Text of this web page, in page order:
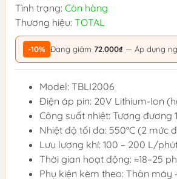
Tình trạng: Còn hàng
Thương hiệu: TOTAL
-10% Đang giảm 72.000₫ — Áp dụng
Model: TBLI2006
Điện áp pin: 20V Lithium-Ion
Công suất nhiệt: Tương đương
Nhiệt độ tối đa: 550°C (2 mức
Lưu lượng khí: 100 – 200 L/
Thời gian hoạt động: ≈18–25
Phụ kiện kèm theo: Thân máy